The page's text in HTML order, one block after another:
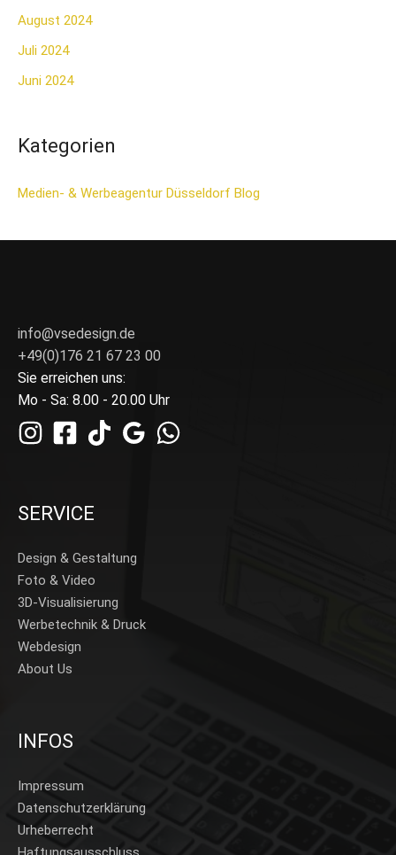
August 2024
Juli 2024
Juni 2024
Kategorien
Medien- & Werbeagentur Düsseldorf Blog
info@vsedesign.de
+49(0)176 21 67 23 00
Sie erreichen uns:
Mo - Sa: 8.00 - 20.00 Uhr
SERVICE
Design & Gestaltung
Foto & Video
3D-Visualisierung
Werbetechnik & Druck
Webdesign
About Us
INFOS
Impressum
Datenschutzerklärung
Urheberrecht